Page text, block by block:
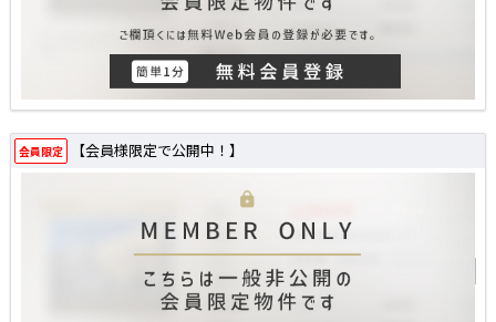
会員限定 【会員様限定で公開中！】